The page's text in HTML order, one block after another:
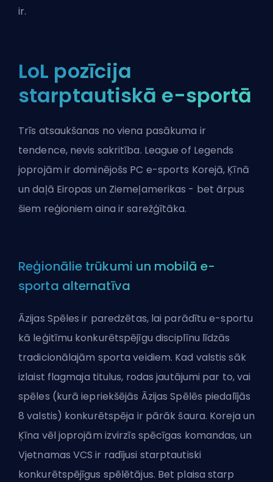
ir.
LoL pozīcija
starptautiskā e-sportā
Trīs atsaukšanas no viena pasākuma ir
tendence, nevis sakritība. League of Legends
joprojām ir dominējošs PC e-sports Korejā, Ķīnā
un daļā Eiropas un Ziemeļamerikas - bet ārpus
šiem reģioniem aina ir sarežģītāka.
Reģionālie trūkumi un mobilā e-
sporta alternatīva
Āzijas Spēles ir paredzētas, lai parādītu e-sportu
kā leģitīmu konkurētspējīgu disciplīnu līdzās
tradicionālajām sporta veidiem. Kad valstis sāk
izlaist flagmaja titulus, rodas jautājumi par to, vai
spēles (kurā iepriekšējās Āzijas Spēlēs piedalījās
8 valstis) konkurētspēja ir pārāk šaura. Koreja un
Ķīna vēl joprojām izvirzīs spēcīgas komandas, un
Vjetnamas VCS ir radījusi starptautiski
konkurētspējīgus spēlētājus. Bet plaisa starp